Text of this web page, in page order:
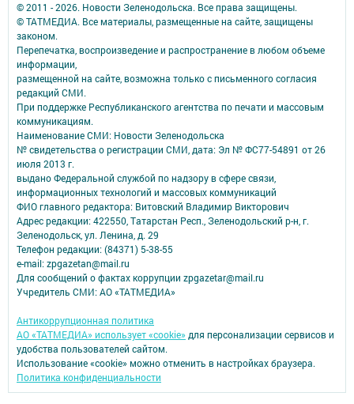
© 2011 - 2026. Новости Зеленодольска. Все права защищены.
© ТАТМЕДИА. Все материалы, размещенные на сайте, защищены
законом.
Перепечатка, воспроизведение и распространение в любом объеме
информации,
размещенной на сайте, возможна только с письменного согласия
редакций СМИ.
При поддержке Республиканского агентства по печати и массовым
коммуникациям.
Наименование СМИ: Новости Зеленодольска
№ свидетельства о регистрации СМИ, дата: Эл № ФС77-54891 от 26
июля 2013 г.
выдано Федеральной службой по надзору в сфере связи,
информационных технологий и массовых коммуникаций
ФИО главного редактора: Витовский Владимир Викторович
Адрес редакции: 422550, Татарстан Респ., Зеленодольский р-н, г.
Зеленодольск, ул. Ленина, д. 29
Телефон редакции: (84371) 5-38-55
e-mail: zpgazetan@mail.ru
Для сообщений о фактах коррупции zpgazetar@mail.ru
Учредитель СМИ: АО «ТАТМЕДИА»
Антикоррупционная политика
АО «ТАТМЕДИА» использует «cookie» для персонализации сервисов и
удобства пользователей сайтом.
Использование «cookie» можно отменить в настройках браузера.
Политика конфиденциальности